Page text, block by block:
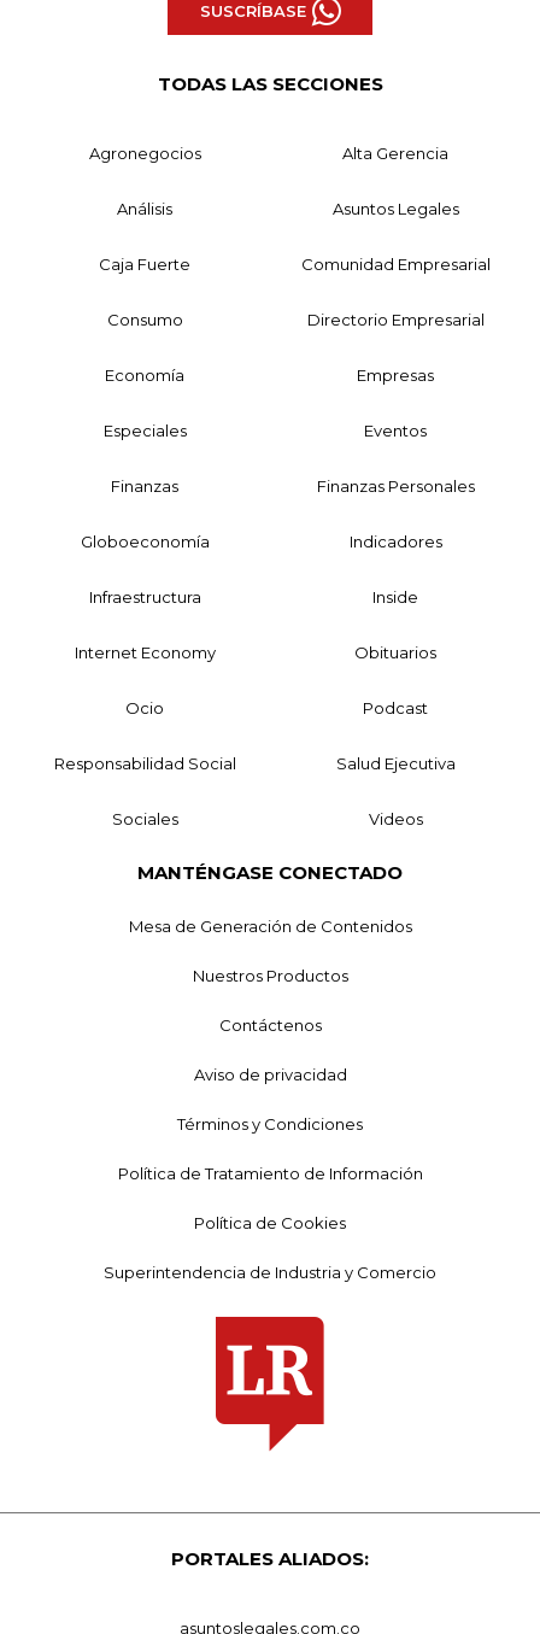
SUSCRÍBASE
TODAS LAS SECCIONES
Agronegocios Alta Gerencia
Análisis Asuntos Legales
Caja Fuerte Comunidad Empresarial
Consumo Directorio Empresarial
Economía Empresas
Especiales Eventos
Finanzas Finanzas Personales
Globoeconomía Indicadores
Infraestructura Inside
Internet Economy Obituarios
Ocio Podcast
Responsabilidad Social Salud Ejecutiva
Sociales Videos
MANTÉNGASE CONECTADO
Mesa de Generación de Contenidos
Nuestros Productos
Contáctenos
Aviso de privacidad
Términos y Condiciones
Política de Tratamiento de Información
Política de Cookies
Superintendencia de Industria y Comercio
PORTALES ALIADOS:
asuntoslegales.com.co